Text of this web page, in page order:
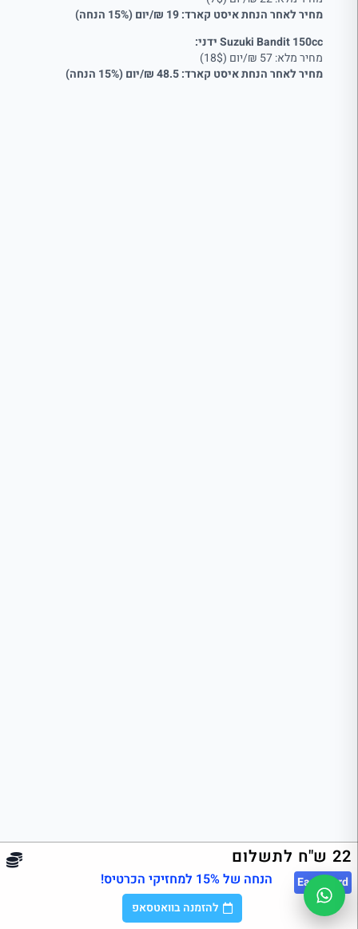
מחיר לאחר הנחת איסט קארד: 19 ₪/יום (15% הנחה)
Suzuki Bandit 150cc ידני:
מחיר מלא: 57 ₪/יום (18$)
מחיר לאחר הנחת איסט קארד: 48.5 ₪/יום (15% הנחה)
22 ש"ח לתשלום
East Card הנחה של 15% למחזיקי הכרטיס!
להזמנה בוואטסאפ